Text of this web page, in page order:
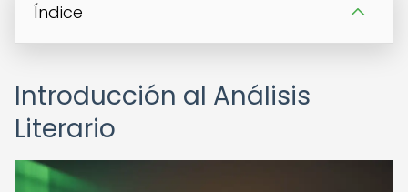
Índice
Introducción al Análisis
Literario